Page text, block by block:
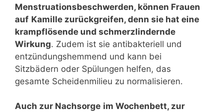
Menstruationsbeschwerden, können Frauen
auf Kamille zurückgreifen, denn sie hat eine
krampflösende und schmerzlindernde
Wirkung. Zudem ist sie antibakteriell und
entzündungshemmend und kann bei
Sitzbädern oder Spülungen helfen, das
gesamte Scheidenmilieu zu normalisieren.
Auch zur Nachsorge im Wochenbett, zur